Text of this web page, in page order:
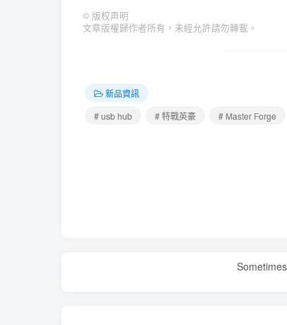
© 版权声明
文章版權歸作者所有，未經允許請勿轉載。
新品資訊
# usb hub
# 特戰英豪 # Master Forge